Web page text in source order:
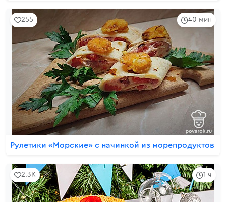
40 мин
255
Рулетики «Морские» с начинкой из морепродуктов
1 ч
2.3K